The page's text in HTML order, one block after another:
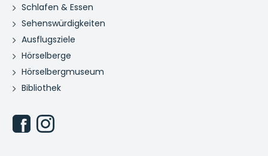
Schlafen & Essen
Sehenswürdigkeiten
Ausflugsziele
Hörselberge
Hörselbergmuseum
Bibliothek